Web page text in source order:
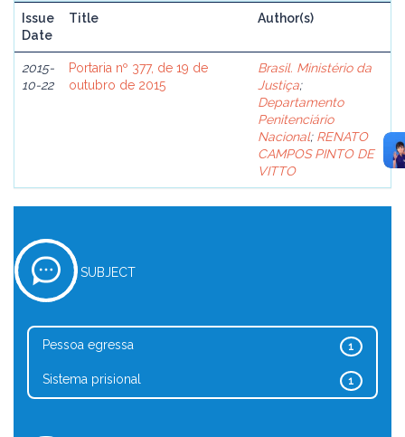
Issue
Date
Title Author(s)
2015-
10-22
Portaria nº 377, de 19 de
outubro de 2015
Brasil. Ministério da
Justiça;
Departamento
Penitenciário
Nacional; RENATO
CAMPOS PINTO DE
VITTO
SUBJECT
1
Pessoa egressa
1
Sistema prisional